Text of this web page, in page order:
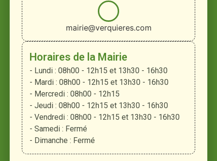
mairie@verquieres.com
Horaires de la Mairie
- Lundi : 08h00 - 12h15 et 13h30 - 16h30
- Mardi : 08h00 - 12h15 et 13h30 - 16h30
- Mercredi : 08h00 - 12h15
- Jeudi : 08h00 - 12h15 et 13h30 - 16h30
- Vendredi : 08h00 - 12h15 et 13h30 - 16h30
- Samedi : Fermé
- Dimanche : Fermé